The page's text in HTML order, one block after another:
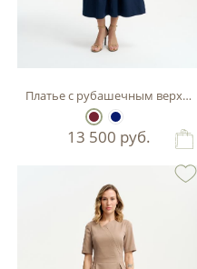
Платье с рубашечным верхом
13 500 руб.